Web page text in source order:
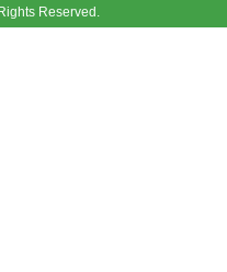
Reserved.